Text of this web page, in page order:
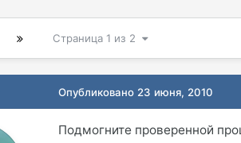
Страница 1 из 2
Опубликовано 23 июня, 2010
Подмогните проверенной